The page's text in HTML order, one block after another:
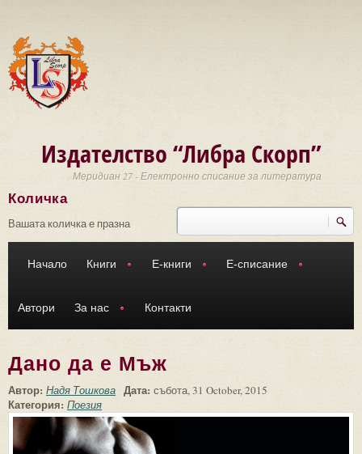
Издателство “Либра Скорп”
Меридиан 27 - Електронно списание за литература
Търси
Количка
Вашата количка е празна
Начало Книги Е-книги Е-списание
Автори За нас Контакти
Дано да е Мъж
Автор: Надя Тошкова Дата: събота, 31 October, 2015
Категория: Поезия